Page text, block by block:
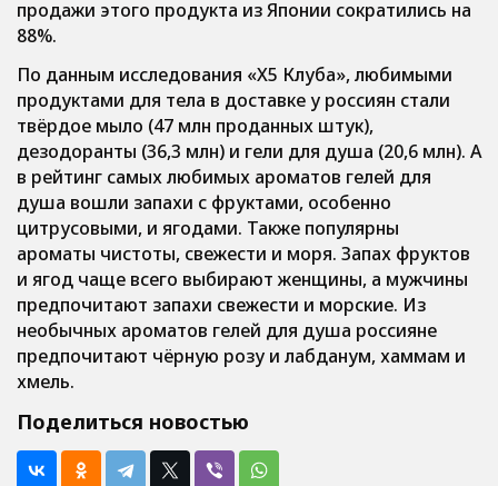
продажи этого продукта из Японии сократились на
88%.
По данным исследования «X5 Клуба», любимыми
продуктами для тела в доставке у россиян стали
твёрдое мыло (47 млн проданных штук),
дезодоранты (36,3 млн) и гели для душа (20,6 млн). А
в рейтинг самых любимых ароматов гелей для
душа вошли запахи с фруктами, особенно
цитрусовыми, и ягодами. Также популярны
ароматы чистоты, свежести и моря. Запах фруктов
и ягод чаще всего выбирают женщины, а мужчины
предпочитают запахи свежести и морские. Из
необычных ароматов гелей для душа россияне
предпочитают чёрную розу и лабданум, хаммам и
хмель.
Поделиться новостью